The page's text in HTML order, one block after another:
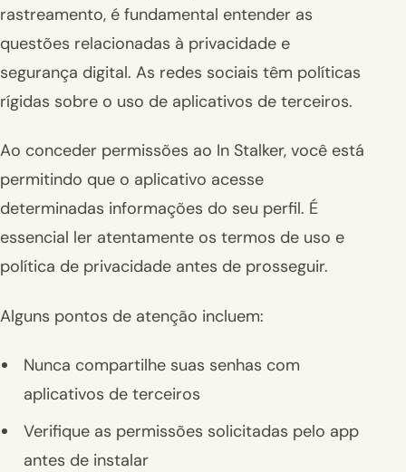
rastreamento, é fundamental entender as
questões relacionadas à privacidade e
segurança digital. As redes sociais têm políticas
rígidas sobre o uso de aplicativos de terceiros.
Ao conceder permissões ao In Stalker, você está
permitindo que o aplicativo acesse
determinadas informações do seu perfil. É
essencial ler atentamente os termos de uso e
política de privacidade antes de prosseguir.
Alguns pontos de atenção incluem:
Nunca compartilhe suas senhas com
aplicativos de terceiros
Verifique as permissões solicitadas pelo app
antes de instalar